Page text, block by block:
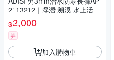
2113212｜浮潛 溯溪 水上活動
UPF50+ 防曬 防磨 防水母
$2,000
券
加入購物車